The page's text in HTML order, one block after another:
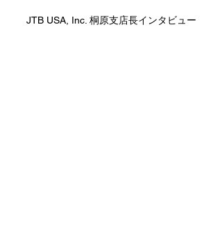
JTB USA, Inc. 桐原支店長インタビュー